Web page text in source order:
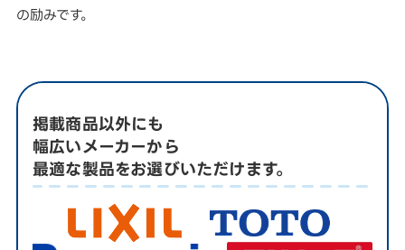
の励みです。
掲載商品以外にも
幅広いメーカーから
最適な製品をお選びいただけます。